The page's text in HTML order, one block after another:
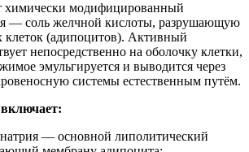
химически модифицированный
— соль желчной кислоты, разрушающую
(адипоцитов). Активный
непосредственно на оболочку клетки,
эмульгируется и выводится через
системы естественным путём.
натрия — основной липолитический